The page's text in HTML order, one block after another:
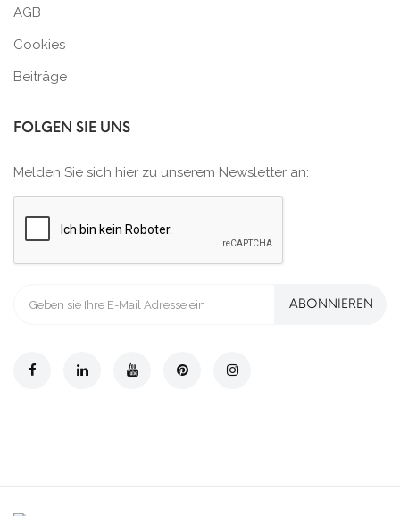
AGB
Cookies
Beiträge
FOLGEN SIE UNS
Melden Sie sich hier zu unserem Newsletter an:
ABONNIEREN